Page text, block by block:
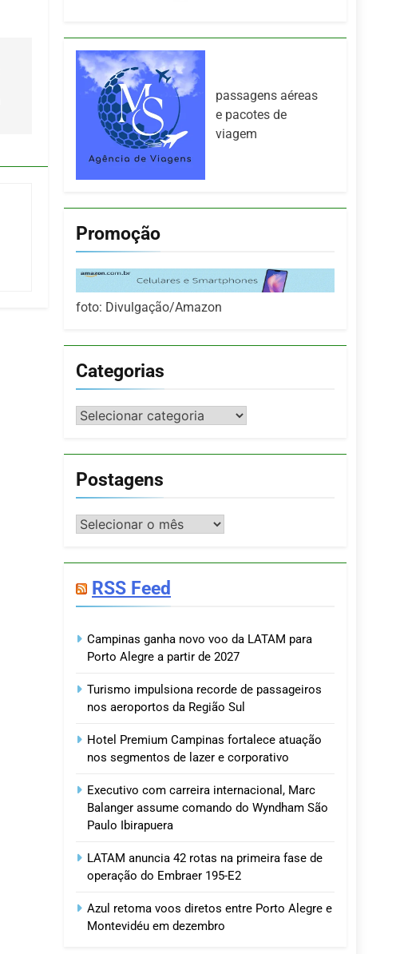
passagens aéreas
e pacotes de
viagem
Promoção
foto: Divulgação/Amazon
Categorias
Categorias
Postagens
Postagens
RSS Feed
Campinas ganha novo voo da LATAM para
Porto Alegre a partir de 2027
Turismo impulsiona recorde de passageiros
nos aeroportos da Região Sul
Hotel Premium Campinas fortalece atuação
nos segmentos de lazer e corporativo
Executivo com carreira internacional, Marc
Balanger assume comando do Wyndham São
Paulo Ibirapuera
LATAM anuncia 42 rotas na primeira fase de
operação do Embraer 195-E2
Azul retoma voos diretos entre Porto Alegre e
Montevidéu em dezembro